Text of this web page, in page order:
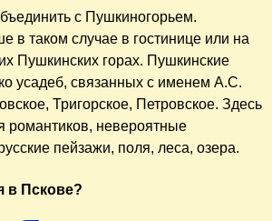
с Пушкиногорьем.
в таком случае в гостинице или на
Пушкинских горах. Пушкинские
усадеб, связанных с именем А.С.
Тригорское, Петровское. Здесь
романтиков, невероятные
пейзажи, поля, леса, озера.
в Пскове?